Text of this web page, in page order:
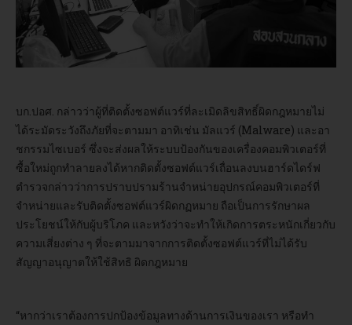
บก.ปอศ. กล่าวว่าผู้ที่ติดตั้งซอฟต์แวร์ที่ละเมิดลิขสิทธิ์ผิดกฎหมายไม่
ได้ระมัดระวังถึงภัยที่จะตามมา อาทิเช่น มัลแวร์ (Malware) และอา
ชกรรมไซเบอร์ ซึ่งจะส่งผลให้ระบบป้องกันของเครื่องคอมพิวเตอร์ที่
ซื้อใหม่ถูกทำลายลงได้หากติดตั้งซอฟต์แวร์เถื่อนลงบนฮาร์ดไดร์ฟ
ตำรวจกล่าวว่าการปราบปรามร้านจำหน่ายอุปกรณ์คอมพิวเตอร์ที่
จำหน่ายและรับติดตั้งซอฟต์แวร์ผิดกฏหมาย ถือเป็นการรักษาผล
ประโยชน์ให้กับผู้บริโภค และหวังว่าจะทำให้เกิดการตระหนักเกี่ยวกับ
ความเสี่ยงต่าง ๆ ที่จะตามมาจากการติดตั้งซอฟต์แวร์ที่ไม่ได้รับ
สัญญาอนุญาตให้ใช้สิทธิ ผิดกฎหมาย
“หากว่าเราต้องการปกป้องข้อมูลทางด้านการเงินของเรา หรือทำ